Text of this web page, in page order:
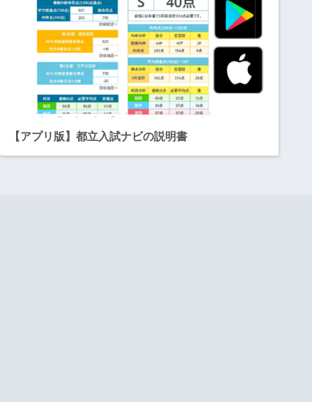
【アプリ版】都立入試ナビの説明書